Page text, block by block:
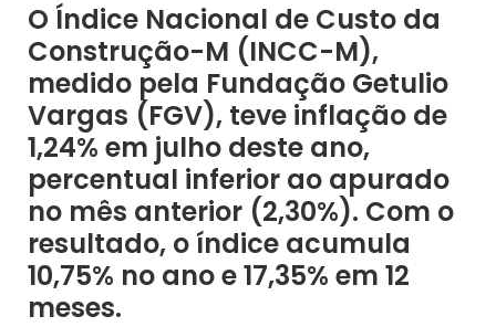
O Índice Nacional de Custo da
Construção-M (INCC-M),
medido pela Fundação Getulio
Vargas (FGV), teve inflação de
1,24% em julho deste ano,
percentual inferior ao apurado
no mês anterior (2,30%). Com o
resultado, o índice acumula
10,75% no ano e 17,35% em 12
meses.